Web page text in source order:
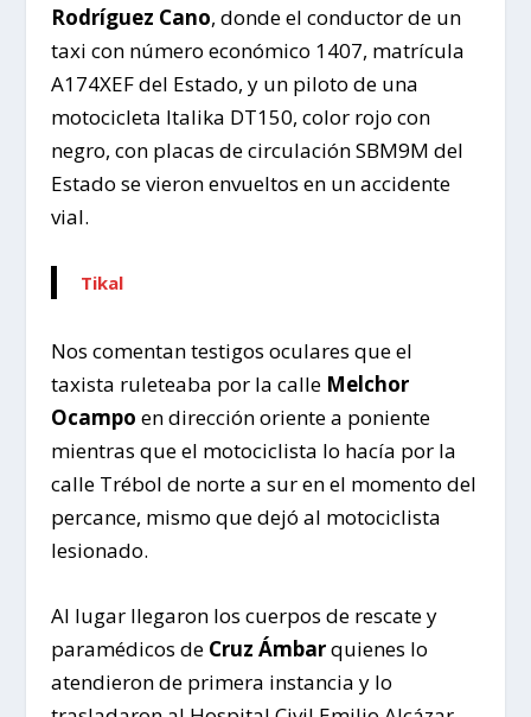
Rodríguez Cano, donde el conductor de un
taxi con número económico 1407, matrícula
A174XEF del Estado, y un piloto de una
motocicleta Italika DT150, color rojo con
negro, con placas de circulación SBM9M del
Estado se vieron envueltos en un accidente
vial.
Tikal
Nos comentan testigos oculares que el
taxista ruleteaba por la calle Melchor
Ocampo en dirección oriente a poniente
mientras que el motociclista lo hacía por la
calle Trébol de norte a sur en el momento del
percance, mismo que dejó al motociclista
lesionado.
Al lugar llegaron los cuerpos de rescate y
paramédicos de Cruz Ámbarquienes lo
atendieron de primera instancia y lo